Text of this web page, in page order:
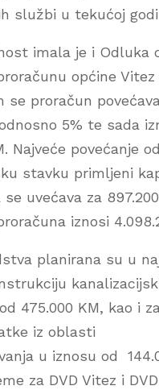
službi u tekućoj
imala je i Odluka
općine Vitez
se proračun
5% te sada
Najveće povećanje
stavku primljeni
uvećava za
iznosi
planirana su u
475.000 KM, kao i za
iz oblasti
u iznosu od
za DVD Vitez i